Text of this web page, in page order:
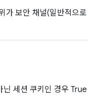
가 보안 채널(일반적으로
닌 세션 쿠키인 경우 True